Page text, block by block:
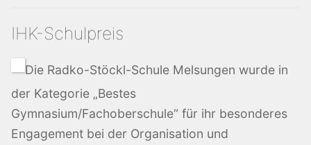
IHK-Schulpreis
Die Radko-Stöckl-Schule Melsungen wurde in
der Kategorie „Bestes
Gymnasium/Fachoberschule“ für ihr besonderes
Engagement bei der Organisation und